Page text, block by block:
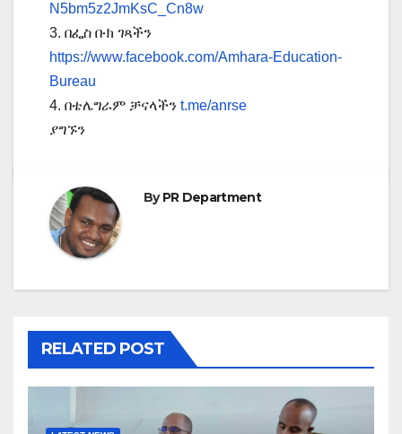
N5bm5z2JmKsC_Cn8w
3. በፌስ ቡክ ገጻችን
https://www.facebook.com/Amhara-Education-
Bureau
4. በቴሌግራም ቻናላችን t.me/anrse
ያግኙን
ByPR Department
RELATED POST